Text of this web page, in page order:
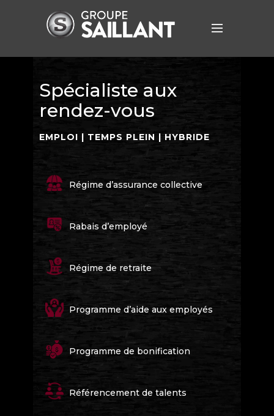
Spécialiste aux
rendez-vous
EMPLOI | TEMPS PLEIN | HYBRIDE
Régime d’assurance collective
Rabais d’employé
Régime de retraite
Programme d’aide aux employés
Programme de bonification
Référencement de talents